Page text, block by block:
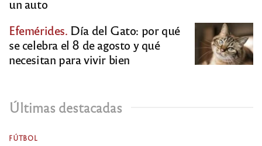
un auto
Efemérides. Día del Gato: por qué
se celebra el 8 de agosto y qué
necesitan para vivir bien
Últimas destacadas
FÚTBOL